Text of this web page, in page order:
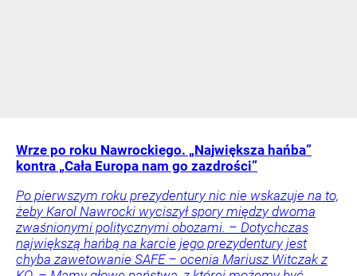
Wrze po roku Nawrockiego. „Największa hańba”
kontra „Cała Europa nam go zazdrości”
Po pierwszym roku prezydentury nic nie wskazuje na to,
żeby Karol Nawrocki wyciszył spory między dwoma
zwaśnionymi politycznymi obozami. – Dotychczas
największą hańbą na karcie jego prezydentury jest
chyba zawetowanie SAFE – ocenia Mariusz Witczak z